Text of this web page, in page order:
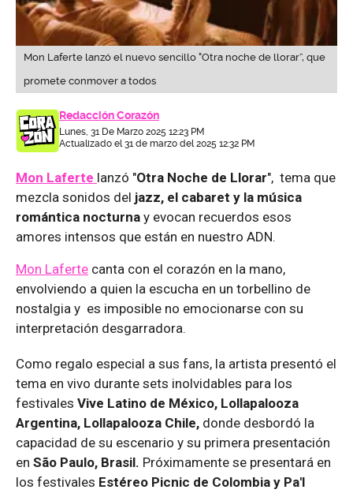
Mon Laferte lanzó el nuevo sencillo "Otra noche de llorar”, que
promete conmover a todos
Redacción Corazón
Lunes, 31 De Marzo 2025 12:23 PM
Actualizado el 31 de marzo del 2025 12:32 PM
Mon Laferte lanzó "Otra Noche de Llorar", tema que
mezcla sonidos del jazz, el cabaret y la música
romántica nocturna y evocan recuerdos esos
amores intensos que están en nuestro ADN.
Mon Laferte canta con el corazón en la mano,
envolviendo a quien la escucha en un torbellino de
nostalgia y es imposible no emocionarse con su
interpretación desgarradora.
Como regalo especial a sus fans, la artista presentó el
tema en vivo durante sets inolvidables para los
festivales Vive Latino de México, Lollapalooza
Argentina, Lollapalooza Chile, donde desbordó la
capacidad de su escenario y su primera presentación
en São Paulo, Brasil. Próximamente se presentará en
los festivales Estéreo Picnic de Colombia y Pa'l